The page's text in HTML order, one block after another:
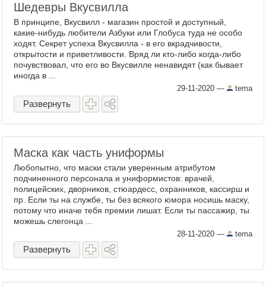
Шедевры Вкусвилла
В принципе, Вкусвилл - магазин простой и доступный,
какие-нибудь любители Азбуки или Глобуса туда не особо
ходят. Секрет успеха Вкусвилла - в его вкрадчивости,
открытости и приветливости. Вряд ли кто-либо когда-либо
почувствовал, что его во Вкусвилле ненавидят (как бывает
иногда в ...
29-11-2020 — tema
Развернуть
Маска как часть униформы
Любопытно, что маски стали уверенным атрибутом
подчиненного персонала и униформистов: врачей,
полицейских, дворников, стюардесс, охранников, кассирш и
пр. Если ты на службе, ты без всякого юмора носишь маску,
потому что иначе тебя премии лишат. Если ты пассажир, ты
можешь слегонца ...
28-11-2020 — tema
Развернуть